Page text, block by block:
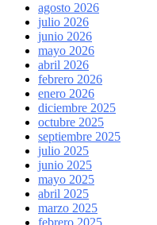
agosto 2026
julio 2026
junio 2026
mayo 2026
abril 2026
febrero 2026
enero 2026
diciembre 2025
octubre 2025
septiembre 2025
julio 2025
junio 2025
mayo 2025
abril 2025
marzo 2025